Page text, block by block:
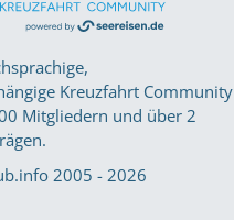
Kreuzfahrt Community
Mitgliedern und über 2
2005 - 2026